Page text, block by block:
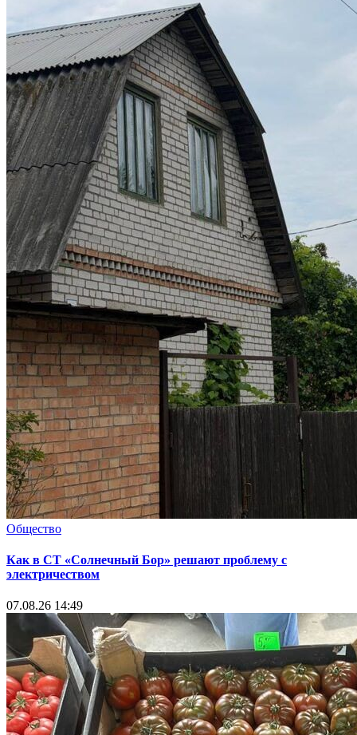
Общество
Как в СТ «Солнечный Бор» решают проблему с
электричеством
07.08.26 14:49